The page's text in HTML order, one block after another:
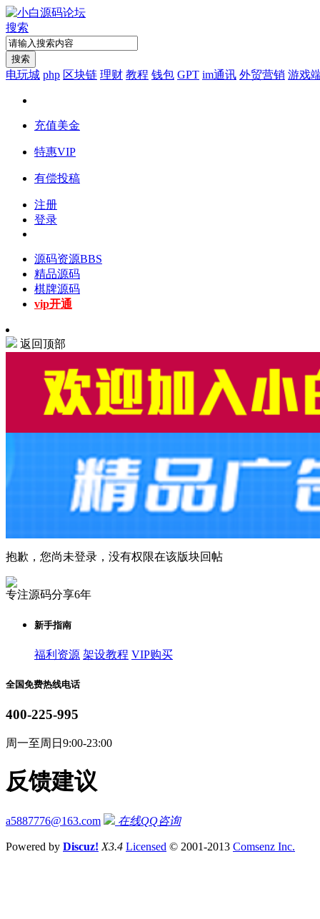
搜索
搜索
电玩城 php 区块链 理财 教程 钱包 GPT im通讯 外贸营销 游戏
充值美金
特惠VIP
有偿投稿
注册
登录
源码资源BBS
精品源码
棋牌源码
vip开通
返回顶部
抱歉，您尚未登录，没有权限在该版块回帖
专注源码分享6年
新手指南
福利资源 架设教程 VIP购买
全国免费热线电话
400-225-995
周一至周日9:00-23:00
反馈建议
a5887776@163.com 在线QQ咨询
Powered by Discuz! X3.4 Licensed © 2001-2013 Comsenz Inc.